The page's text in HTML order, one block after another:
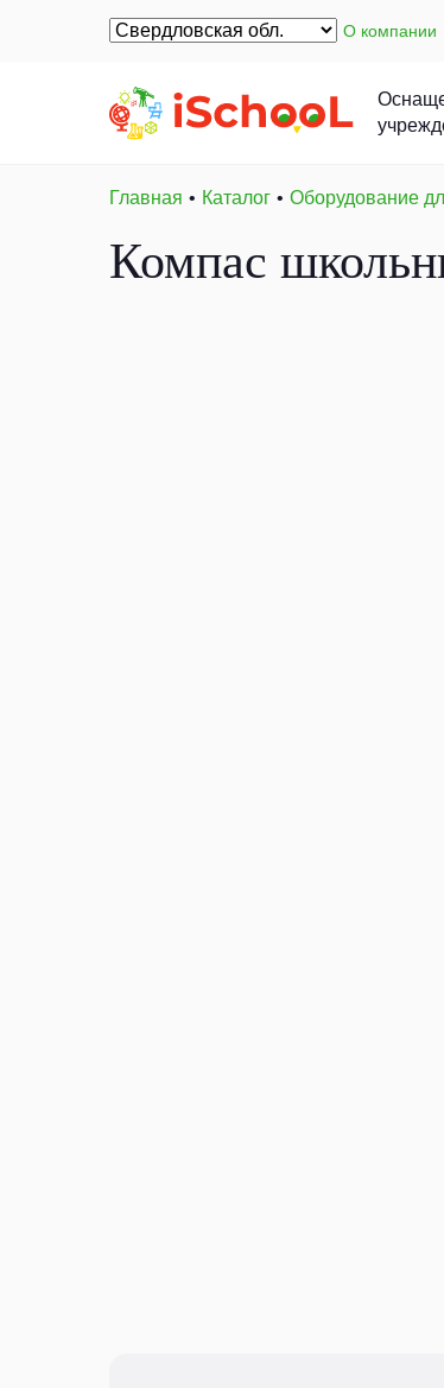
О компании
Главная Каталог Оборудование
Компас